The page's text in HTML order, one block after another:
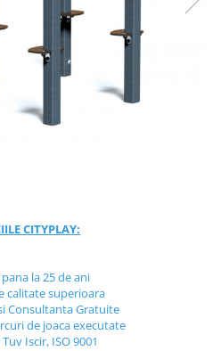
CITYPLAY:
la 25 de ani
calitate superioara
Consultanta Gratuite
de joaca executate
Iscir, ISO 9001